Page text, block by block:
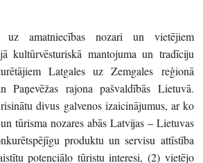
amatniecības nozari un vietējiem
kultūrvēsturiskā mantojuma un tradīciju
Latgales uz Zemgales reģionā
rajona pašvaldībās Lietuvā.
divus galvenos izaicinājumus, ar ko
tūrisma nozares abās Latvijas – Lietuvas
produktu un servisu attīstība
potenciālo tūristu interesi, (2) vietējo